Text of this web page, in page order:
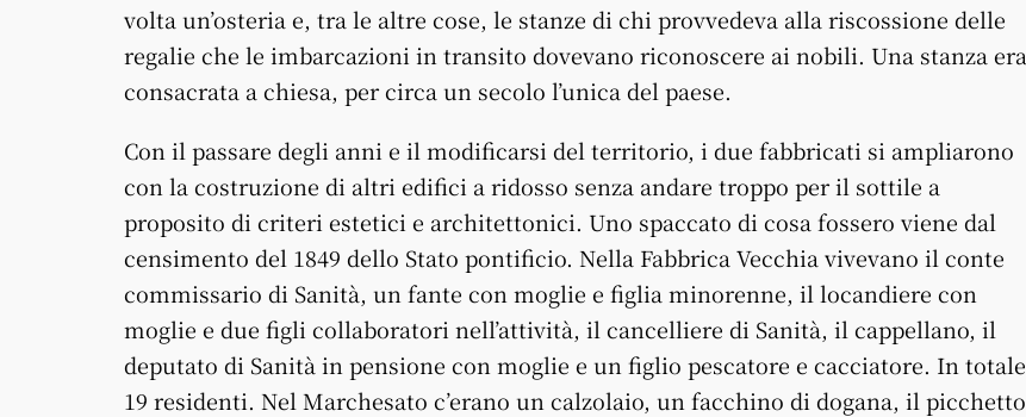
volta un’osteria e, tra le altre cose, le stanze di chi provvedeva alla riscossione delle
regalie che le imbarcazioni in transito dovevano riconoscere ai nobili. Una stanza era
consacrata a chiesa, per circa un secolo l’unica del paese.
Con il passare degli anni e il modificarsi del territorio, i due fabbricati si ampliarono
con la costruzione di altri edifici a ridosso senza andare troppo per il sottile a
proposito di criteri estetici e architettonici. Uno spaccato di cosa fossero viene dal
censimento del 1849 dello Stato pontificio. Nella Fabbrica Vecchia vivevano il conte
commissario di Sanità, un fante con moglie e figlia minorenne, il locandiere con
moglie e due figli collaboratori nell’attività, il cancelliere di Sanità, il cappellano, il
deputato di Sanità in pensione con moglie e un figlio pescatore e cacciatore. In totale
19 residenti. Nel Marchesato c’erano un calzolaio, un facchino di dogana, il picchetto